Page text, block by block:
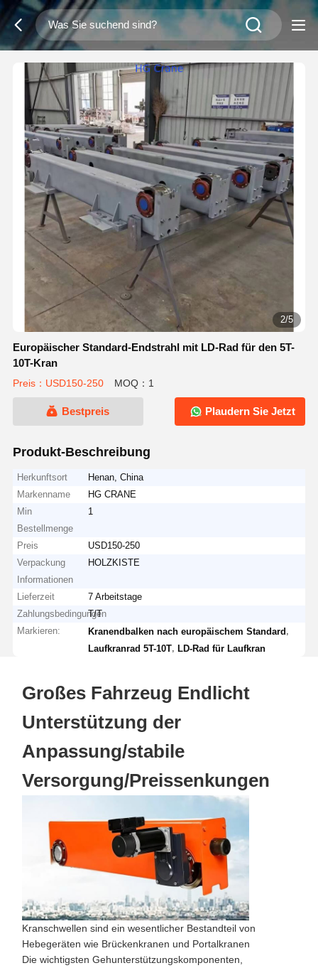
2/5
Europäischer Standard-Endstrahl mit LD-Rad für den 5T-
10T-Kran
Preis：USD150-250 MOQ：1
Bestpreis Plaudern Sie Jetzt
Produkt-Beschreibung
Herkunftsort
Henan, China
Markenname
HG CRANE
Min
Bestellmenge
1
Preis
USD150-250
Verpackung
Informationen
HOLZKISTE
Lieferzeit
7 Arbeitstage
Zahlungsbedingungen
T/T
Markieren:
Kranendbalken nach europäischem Standard
Laufkranrad 5T-10T ,LD-Rad für Laufkran
Großes Fahrzeug Endlicht
Unterstützung der
Anpassung/stabile
Versorgung/Preissenkungen
Kranschwellen sind ein wesentlicher Bestandteil von
Hebegeräten wie Brückenkranen und Portalkranen
Die wichtigsten Gehunterstützungskomponenten,